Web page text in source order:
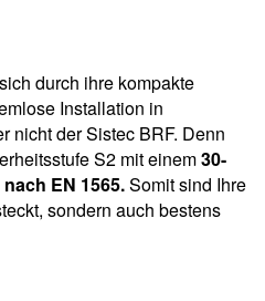
durch ihre kompakte
Installation in
nicht der Sistec BRF. Denn
S2 mit einem30-
EN 1565.Somit sind Ihre
sondern auch bestens